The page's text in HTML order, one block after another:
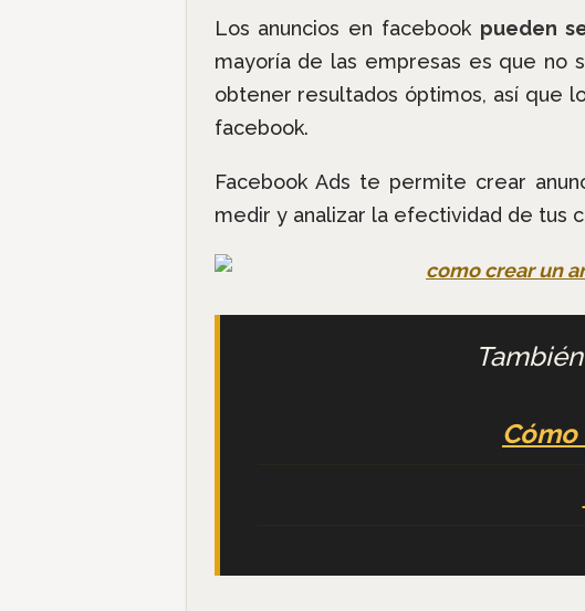
Los anuncios en facebook pueden
mayoría de las empresas es que no
obtener resultados óptimos, así que
facebook.
Facebook Ads te permite crear
medir y analizar la efectividad de tus